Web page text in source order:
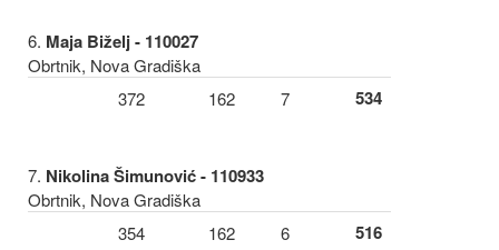
6. Maja Biželj - 110027
Obrtnik, Nova Gradiška
372
162 7 534
7. Nikolina Šimunović - 110933
Obrtnik, Nova Gradiška
354
162 6 516